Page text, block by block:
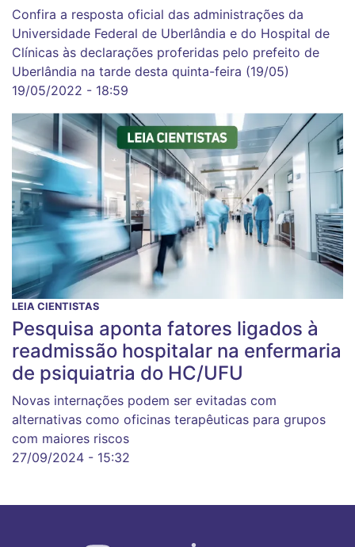
Confira a resposta oficial das administrações da
Universidade Federal de Uberlândia e do Hospital de
Clínicas às declarações proferidas pelo prefeito de
Uberlândia na tarde desta quinta-feira (19/05)
19/05/2022 - 18:59
LEIA CIENTISTAS
Pesquisa aponta fatores ligados à
readmissão hospitalar na enfermaria
de psiquiatria do HC/UFU
Novas internações podem ser evitadas com
alternativas como oficinas terapêuticas para grupos
com maiores riscos
27/09/2024 - 15:32